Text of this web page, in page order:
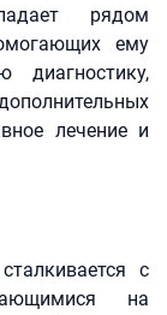
рядом
ему
диагностику,
лечение и
с
на